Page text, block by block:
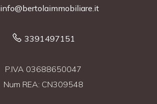
info@bertolaimmobiliare.it
3391497151
P.IVA 03688650047
Num REA: CN309548